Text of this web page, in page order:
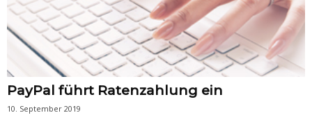
PayPal führt Ratenzahlung ein
10. September 2019